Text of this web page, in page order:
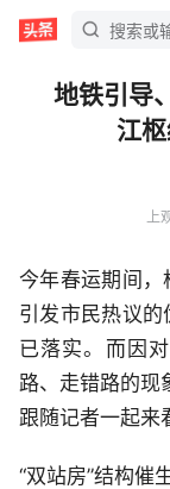
地铁引导
江
上
今年春运期间
引发市民热议
已落实。而因
路、走错路的现
跟随记者一起来
“双站房”结构催